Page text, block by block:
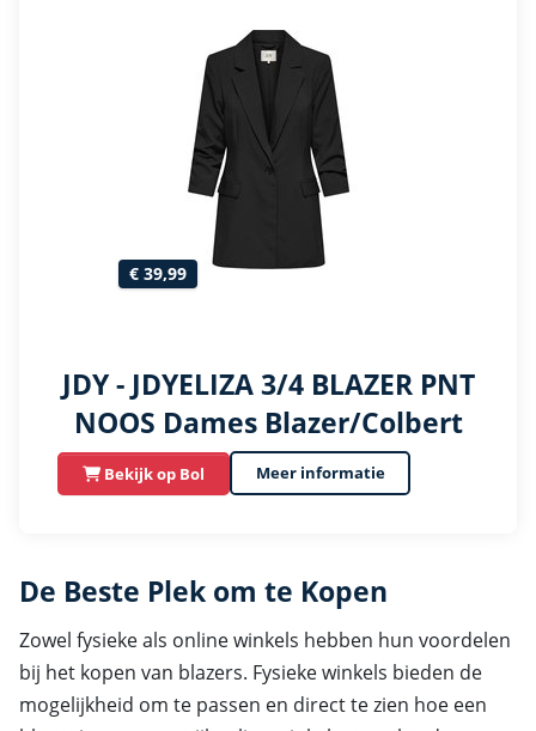
€ 39,99
JDY - JDYELIZA 3/4 BLAZER PNT
NOOS Dames Blazer/Colbert
Bekijk op Bol Meer informatie
De Beste Plek om te Kopen
Zowel fysieke als online winkels hebben hun voordelen
bij het kopen van blazers. Fysieke winkels bieden de
mogelijkheid om te passen en direct te zien hoe een